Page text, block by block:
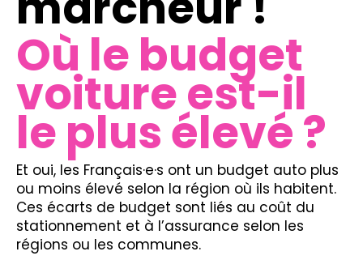
Où le budget
voiture est-il
le plus élevé ?
Et oui, les Français·e·s ont un budget auto plus
ou moins élevé selon la région où ils habitent.
Ces écarts de budget sont liés au coût du
stationnement et à l’assurance selon les
régions ou les communes.